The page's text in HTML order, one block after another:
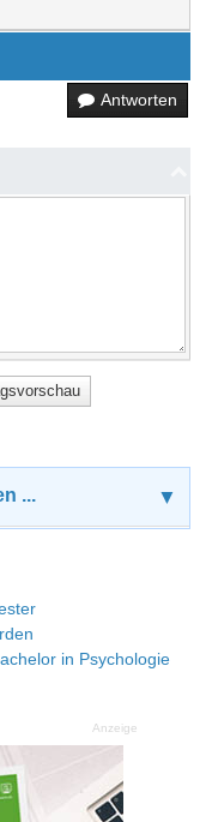
Antworten
... ▼
in Psychologie
Anzeige